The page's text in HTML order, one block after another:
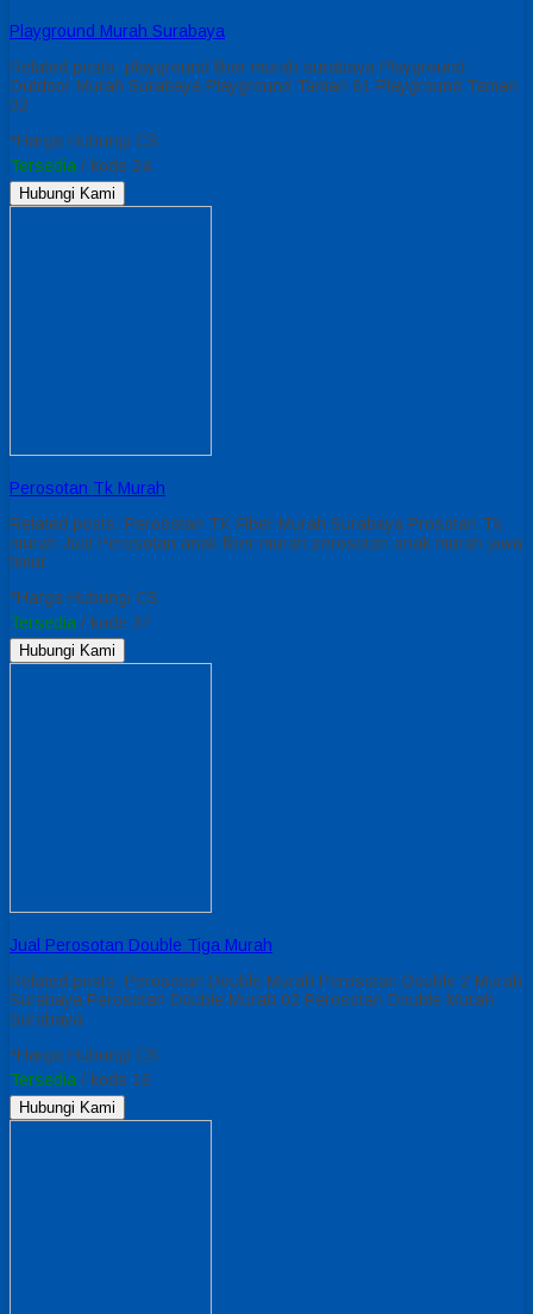
Playground Murah Surabaya
Related posts: playground fiber murah surabaya Playground
Outdoor Murah Surabaya Playground Taman 01 Playground Taman
02
*Harga Hubungi CS
Tersedia / kode 24
Hubungi Kami
Perosotan Tk Murah
Related posts: Perosotan TK Fiber Murah Surabaya Prosotan Tk
murah Jual Perosotan anak fiber murah perosotan anak murah jawa
timur
*Harga Hubungi CS
Tersedia / kode 37
Hubungi Kami
Jual Perosotan Double Tiga Murah
Related posts: Perosotan Double Murah Perosotan Double 2 Murah
Surabaya Perosotan Double Murah 02 Perosotan Double Murah
Surabaya
*Harga Hubungi CS
Tersedia / kode 16
Hubungi Kami